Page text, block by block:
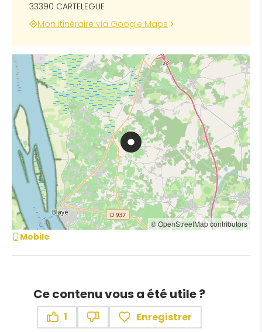
33390 CARTELEGUE
Mon itinéraire via Google Maps
© OpenStreetMap contributors
Mobile
Ce contenu vous a été utile ?
1
Enregistrer